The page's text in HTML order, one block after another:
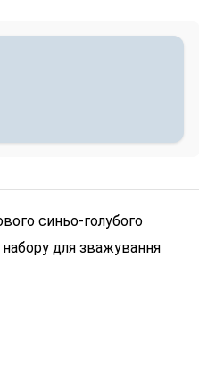
синьо-голубого
для зважування